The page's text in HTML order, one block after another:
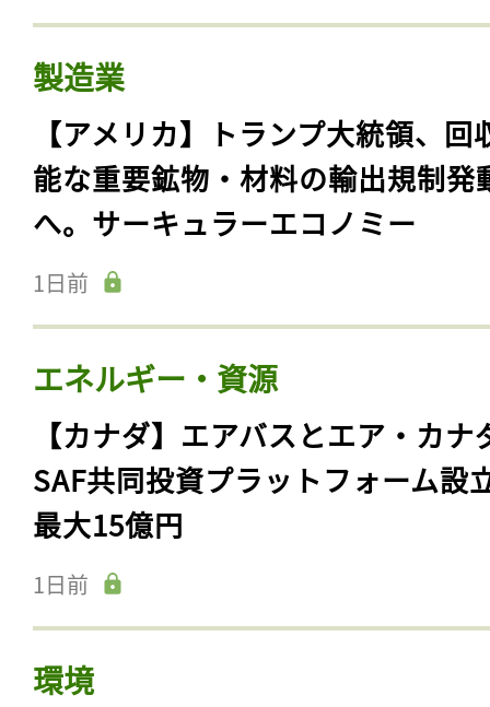
製造業
【アメリカ】トランプ大統領、回
能な重要鉱物・材料の輸出規制発
へ。サーキュラーエコノミー
1日前
エネルギー・資源
【カナダ】エアバスとエア・カナ
SAF共同投資プラットフォーム設
最大15億円
1日前
環境